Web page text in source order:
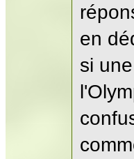
en
si